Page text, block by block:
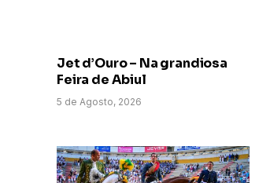
Jet d’Ouro – Na grandiosa
Feira de Abiul
5 de Agosto, 2026